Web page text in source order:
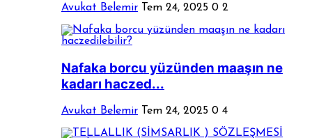
Avukat Belemir Tem 24, 2025 0 2
Nafaka borcu yüzünden maaşın ne
kadarı haczed...
Avukat Belemir Tem 24, 2025 0 4